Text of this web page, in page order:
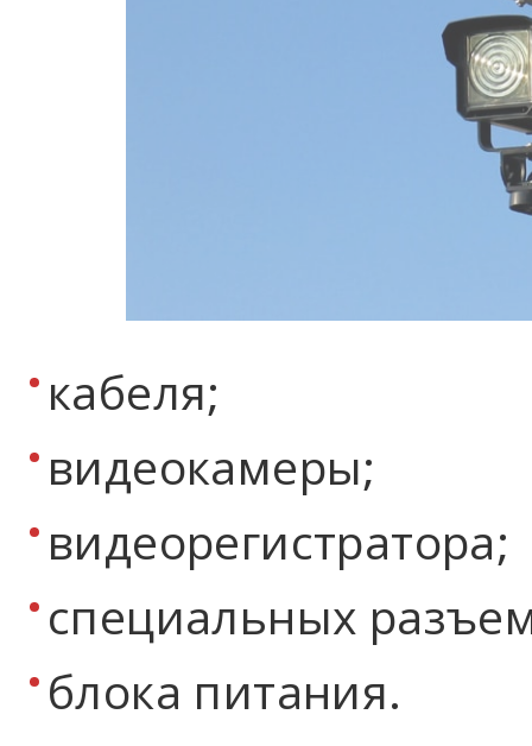
кабеля;
видеокамеры;
видеорегистратора;
специальных
блока питания.